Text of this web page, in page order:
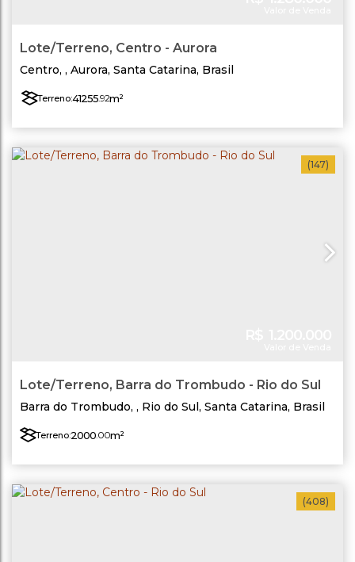
Lote/Terreno, Centro - Aurora
Centro , Aurora, Santa Catarina, Brasil
Terreno:41255.92m²
(147)
Lote/Terreno, Barra do Trombudo - Rio do Sul
Barra do Trombudo , Rio do Sul, Santa Catarina, Brasil
Terreno:2000.00m²
(408)